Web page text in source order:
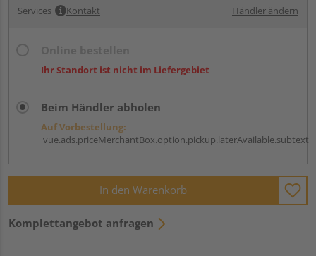
Services Kontakt Händler ändern
Ihr Standort ist nicht im Liefergebiet
Beim Händler abholen
Auf Vorbestellung:
vue.ads.priceMerchantBox.option.pickup.laterAvailable.subtext
In den Warenkorb
Komplettangebot anfragen